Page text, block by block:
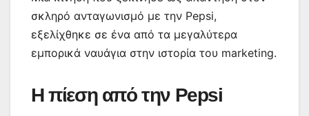
σκληρό ανταγωνισμό με την Pepsi,
εξελίχθηκε σε ένα από τα μεγαλύτερα
εμπορικά ναυάγια στην ιστορία του marketing.
Η πίεση από την Pepsi